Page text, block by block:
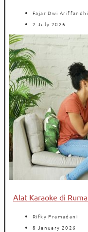
Fajar Dwi Ariffandhi
2 July 2026
Alat Karaoke di
Rifky Pramadani
8 January 2026